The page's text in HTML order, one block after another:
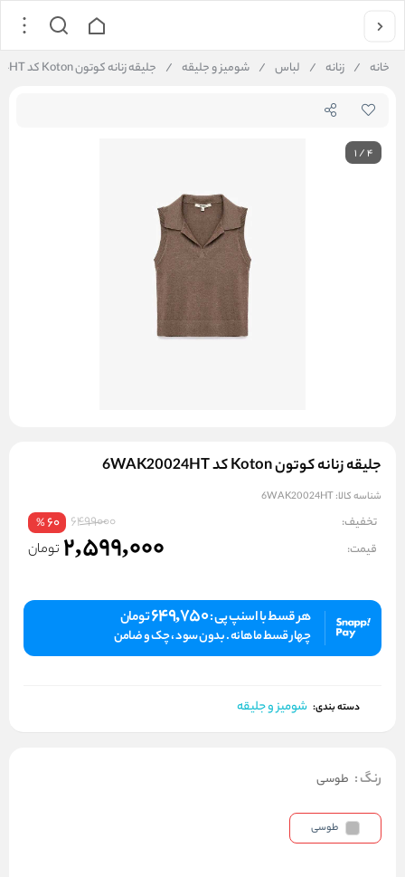
خانه / زنانه / لباس / شومیز و جلیقه / جلیقه زنانه کوتون Koton کد 6WAK20024HT
1/4
جلیقه زنانه کوتون Koton کد 6WAK20024HT
شناسه کالا:6WAK20024HT
تخفیف: 6499000
60
%
قیمت: 2,599,000 تومان
هر قسط با اسنپ پی :649,750تومان
چهار قسط ماهانه . بدون سود ، چک و ضامن
دسته بندی: شومیز و جلیقه
رنگ: طوسی
طوسی